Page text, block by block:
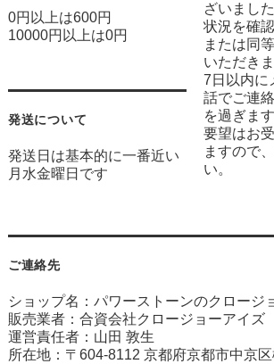
0円以上は600円
10000円以上は0円
発送について
発送日は基本的に一番近い
月水金曜日です
ざいまし
状況を確
または同
いただき
7日以内に
話でご連
を過ぎま
要望はお
ますので
い。
ご連絡先
ショップ名：パワーストーンのクロージ
販売業者：合資会社クロージョーアイズ
運営責任者：山田 敦生
所在地：〒604-8112 京都府京都市中京